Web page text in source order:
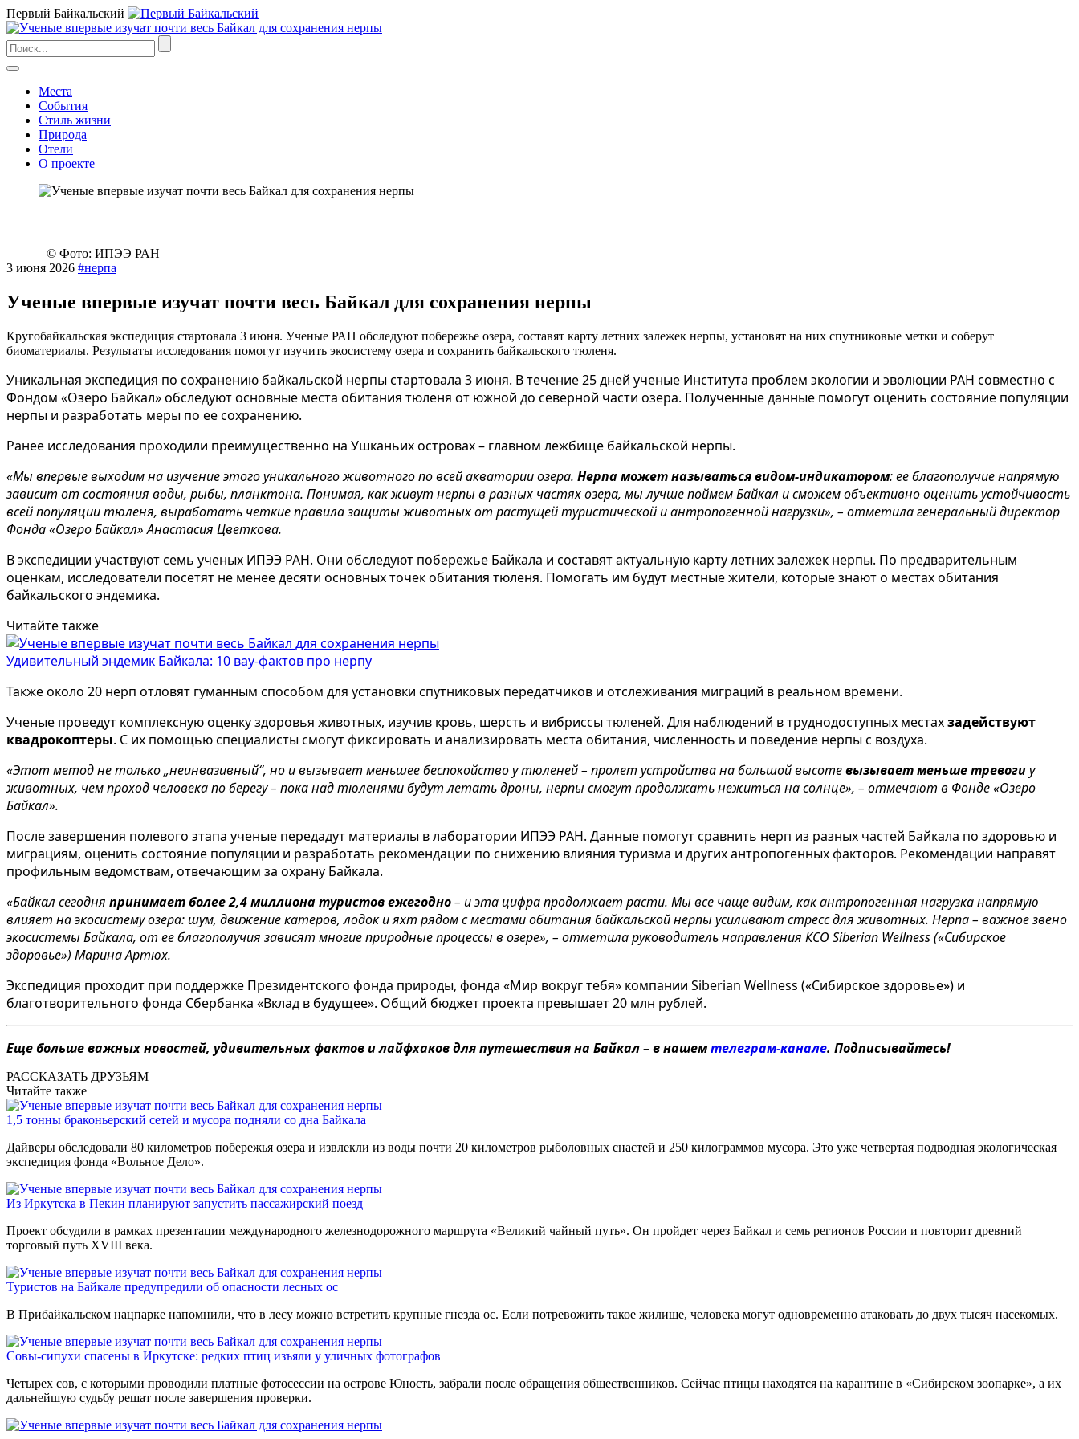
Первый Байкальский
Места
События
Стиль жизни
Природа
Отели
О проекте
© Фото: ИПЭЭ РАН
3 июня 2026 #нерпа
Ученые впервые изучат почти весь Байкал для сохранения нерпы
Кругобайкальская экспедиция стартовала 3 июня. Ученые РАН обследуют побережье озера, составят карту летних залежек нерпы, установят на них спутниковые метки и соберут
биоматериалы. Результаты исследования помогут изучить экосистему озера и сохранить байкальского тюленя.
Уникальная экспедиция по сохранению байкальской нерпы стартовала 3 июня. В течение 25 дней ученые Института проблем экологии и эволюции РАН совместно с
Фондом «Озеро Байкал» обследуют основные места обитания тюленя от южной до северной части озера. Полученные данные помогут оценить состояние популяции
нерпы и разработать меры по ее сохранению.
Ранее исследования проходили преимущественно на Ушканьих островах – главном лежбище байкальской нерпы.
«Мы впервые выходим на изучение этого уникального животного по всей акватории озера. Нерпа может называться видом-индикатором: ее благополучие напрямую
зависит от состояния воды, рыбы, планктона. Понимая, как живут нерпы в разных частях озера, мы лучше поймем Байкал и сможем объективно оценить устойчивость
всей популяции тюленя, выработать четкие правила защиты животных от растущей туристической и антропогенной нагрузки», – отметила генеральный директор
Фонда «Озеро Байкал» Анастасия Цветкова.
В экспедиции участвуют семь ученых ИПЭЭ РАН. Они обследуют побережье Байкала и составят актуальную карту летних залежек нерпы. По предварительным
оценкам, исследователи посетят не менее десяти основных точек обитания тюленя. Помогать им будут местные жители, которые знают о местах обитания
байкальского эндемика.
Читайте также
Удивительный эндемик Байкала: 10 вау-фактов про нерпу
Также около 20 нерп отловят гуманным способом для установки спутниковых передатчиков и отслеживания миграций в реальном времени.
Ученые проведут комплексную оценку здоровья животных, изучив кровь, шерсть и вибриссы тюленей. Для наблюдений в труднодоступных местахзадействуют
квадрокоптеры. С их помощью специалисты смогут фиксировать и анализировать места обитания, численность и поведение нерпы с воздуха.
«Этот метод не только „неинвазивный“, но и вызывает меньшее беспокойство у тюленей – пролет устройства на большой высотевызывает меньше тревогиу
животных, чем проход человека по берегу – пока над тюленями будут летать дроны, нерпы смогут продолжать нежиться на солнце», – отмечают в Фонде «Озеро
Байкал».
После завершения полевого этапа ученые передадут материалы в лаборатории ИПЭЭ РАН. Данные помогут сравнить нерп из разных частей Байкала по здоровью и
миграциям, оценить состояние популяции и разработать рекомендации по снижению влияния туризма и других антропогенных факторов. Рекомендации направят
профильным ведомствам, отвечающим за охрану Байкала.
«Байкал сегодня принимает более 2,4 миллиона туристов ежегодно– и эта цифра продолжает расти. Мы все чаще видим, как антропогенная нагрузка напрямую
влияет на экосистему озера: шум, движение катеров, лодок и яхт рядом с местами обитания байкальской нерпы усиливают стресс для животных. Нерпа – важное звено
экосистемы Байкала, от ее благополучия зависят многие природные процессы в озере», – отметила руководитель направления КСО Siberian Wellness («Сибирское
здоровье») Марина Артюх.
Экспедиция проходит при поддержке Президентского фонда природы, фонда «Мир вокруг тебя» компании Siberian Wellness («Сибирское здоровье») и
благотворительного фонда Сбербанка «Вклад в будущее». Общий бюджет проекта превышает 20 млн рублей.
Еще больше важных новостей, удивительных фактов и лайфхаков для путешествия на Байкал – в нашемтелеграм-канале. Подписывайтесь!
РАССКАЗАТЬ ДРУЗЬЯМ
Читайте также
1,5 тонны браконьерский сетей и мусора подняли со дна Байкала
Дайверы обследовали 80 километров побережья озера и извлекли из воды почти 20 километров рыболовных снастей и 250 килограммов мусора. Это уже четвертая подводная экологическая
экспедиция фонда «Вольное Дело».
Из Иркутска в Пекин планируют запустить пассажирский поезд
Проект обсудили в рамках презентации международного железнодорожного маршрута «Великий чайный путь». Он пройдет через Байкал и семь регионов России и повторит древний
торговый путь XVIII века.
Туристов на Байкале предупредили об опасности лесных ос
В Прибайкальском нацпарке напомнили, что в лесу можно встретить крупные гнезда ос. Если потревожить такое жилище, человека могут одновременно атаковать до двух тысяч насекомых.
Совы-сипухи спасены в Иркутске: редких птиц изъяли у уличных фотографов
Четырех сов, с которыми проводили платные фотосессии на острове Юность, забрали после обращения общественников. Сейчас птицы находятся на карантине в «Сибирском зоопарке», а их
дальнейшую судьбу решат после завершения проверки.